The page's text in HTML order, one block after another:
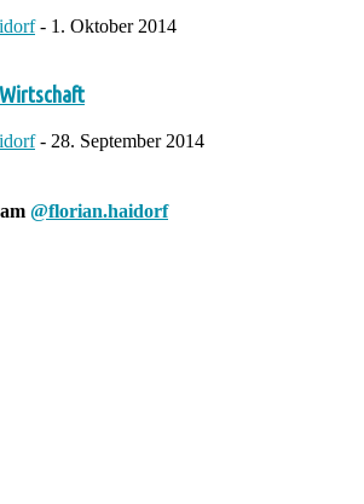
- 1. Oktober 2014
- 28. September 2014
@florian.haidorf